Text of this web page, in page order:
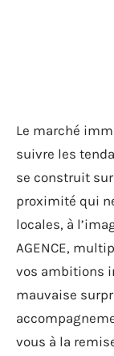
Le marché
suivre les
se construit
proximité qui
locales, à
AGENCE,
vos ambitions
mauvaise
vous à la